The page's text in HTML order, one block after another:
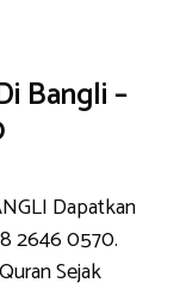
Bangli –
Dapatkan
2646 0570.
Sejak